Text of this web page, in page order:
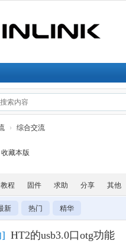
› 综合交流
收藏本版
教程 固件 求助 分享 其他
新 热门 精华
] HT2的usb3.0口otg功能